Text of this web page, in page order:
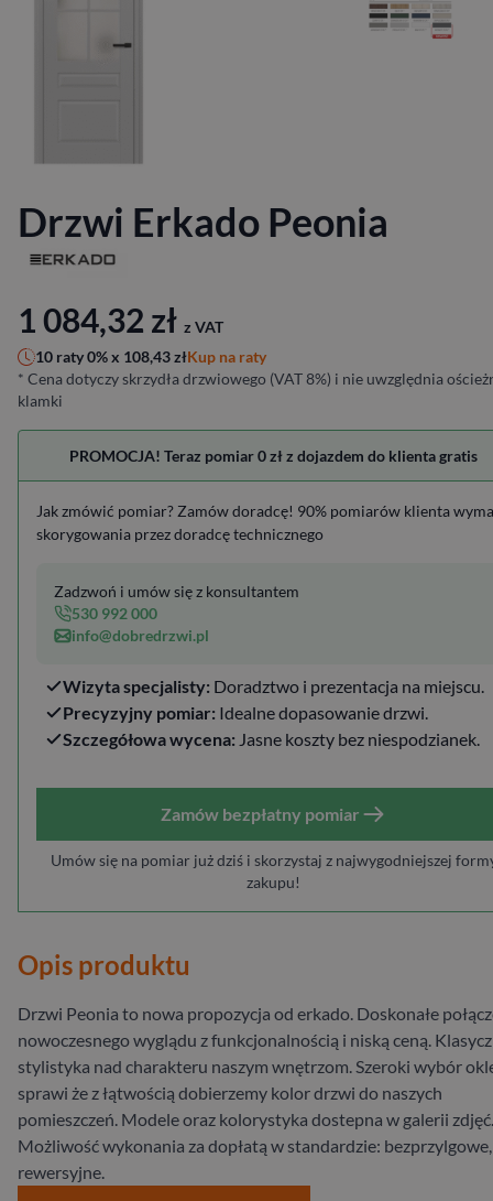
Drzwi Erkado Peonia
1 084,32 zł z VAT
10 raty 0% x 108,43złKup na raty
* Cena dotyczy skrzydła drzwiowego (VAT 8%) i nie uwzględnia
klamki
PROMOCJA! Teraz pomiar 0 zł z dojazdem do klienta gratis
Jak zmówić pomiar? Zamów doradcę! 90% pomiarów klienta
skorygowania przez doradcę technicznego
Wizyta specjalisty: Doradztwo i prezentacja na miejscu.
Precyzyjny pomiar: Idealne dopasowanie drzwi.
Szczegółowa wycena: Jasne koszty bez niespodzianek.
Zadzwoń i umów się z konsultantem
530 992 000
info@dobredrzwi.pl
Zamów bezpłatny pomiar
Umów się na pomiar już dziś i skorzystaj z najwygodniejszej
zakupu!
Opis produktu
Drzwi Peonia to nowa propozycja od erkado. Doskonałe
nowoczesnego wyglądu z funkcjonalnością i niską ceną.
stylistyka nad charakteru naszym wnętrzom. Szeroki wybór
sprawi że z łątwością dobierzemy kolor drzwi do naszych
pomieszczeń. Modele oraz kolorystyka dostepna w galerii zdjęć.
Możliwość wykonania za dopłatą w standardzie: bezprzylgowe,
rewersyjne.